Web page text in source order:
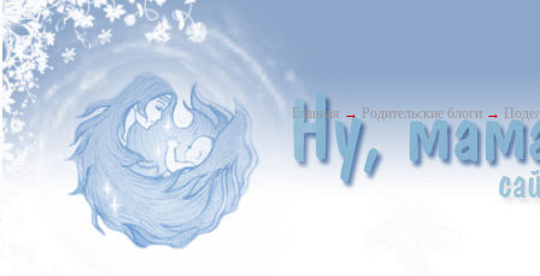
Главная → Родительские блоги →